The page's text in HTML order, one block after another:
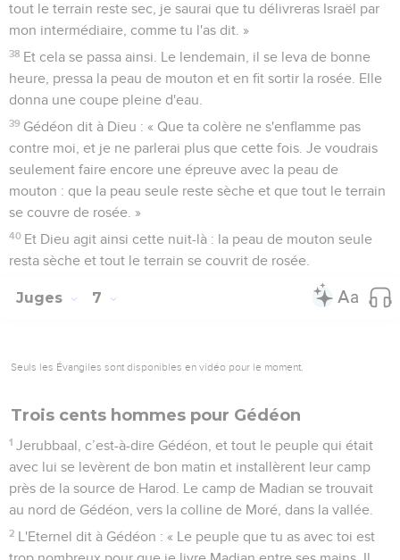
tout le terrain reste sec, je saurai que tu délivreras Israël par
mon intermédiaire, comme tu l'as dit. »
38 Et cela se passa ainsi. Le lendemain, il se leva de bonne
heure, pressa la peau de mouton et en fit sortir la rosée. Elle
donna une coupe pleine d'eau.
39 Gédéon dit à Dieu : « Que ta colère ne s'enflamme pas
contre moi, et je ne parlerai plus que cette fois. Je voudrais
seulement faire encore une épreuve avec la peau de
mouton : que la peau seule reste sèche et que tout le terrain
se couvre de rosée. »
40 Et Dieu agit ainsi cette nuit-là : la peau de mouton seule
resta sèche et tout le terrain se couvrit de rosée.
Juges 7
Seuls les Évangiles sont disponibles en vidéo pour le moment.
Trois cents hommes pour Gédéon
1 Jerubbaal, c’est-à-dire Gédéon, et tout le peuple qui était
avec lui se levèrent de bon matin et installèrent leur camp
près de la source de Harod. Le camp de Madian se trouvait
au nord de Gédéon, vers la colline de Moré, dans la vallée.
2 L'Eternel dit à Gédéon : « Le peuple que tu as avec toi est